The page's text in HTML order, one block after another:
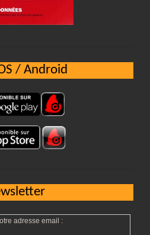
/ Android
adresse email :